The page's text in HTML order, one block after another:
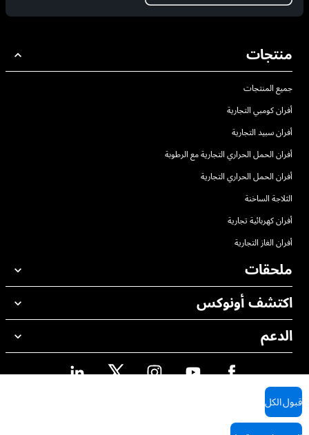
منتجات
جميع المنتجات
أفران كومبي التجارية
أفران سبيد التجارية
أفران الحمل الحراري التجارية مع الرطوبة
أفران الحمل الحراري التجارية
الثلاجة الساخنة
أفران كهربائية تجارية
أفران الغاز التجارية
ملحقات
جميع الملحقات
منظفات الغسيل اليدوي
معالجة المياه باستخدام المرشحات
معالجة المياه بالتناضح العكسي
اكتشف أونوكس
مكاتبنا حول العالم
الدعم
محدد موقع الموزع
محدد موقع الصيانة
AI Content Disclaimer
قبول الكل